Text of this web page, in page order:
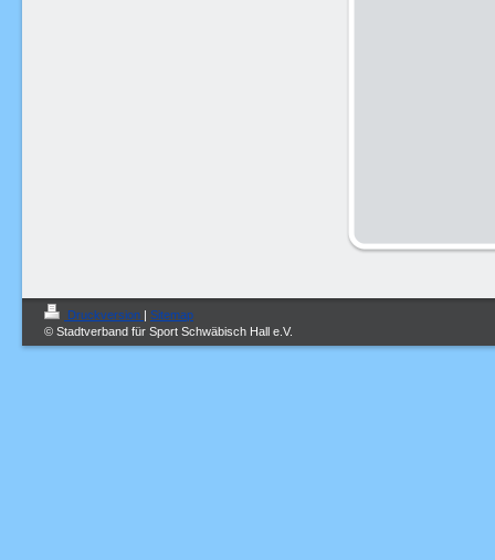
Druckversion | Sitemap
© Stadtverband für Sport Schwäbisch Hall e.V.